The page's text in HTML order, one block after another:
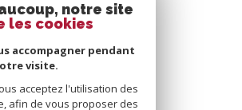
propriétaire
SE CONNECTER
notre site
les cookies
accompagner pendant
visite.
acceptez l'utilisation des
afin de vous proposer des